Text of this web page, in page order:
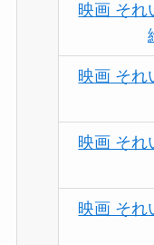
映画 それ
映画 それ
映画 それ
映画 それ